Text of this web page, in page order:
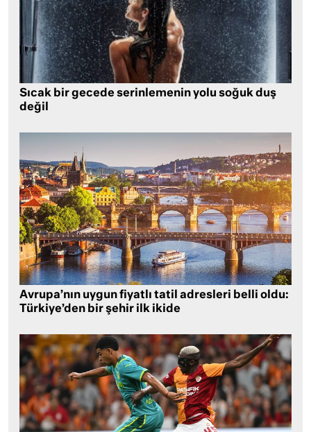
Sıcak bir gecede serinlemenin yolu soğuk duş
değil
Avrupa’nın uygun fiyatlı tatil adresleri belli oldu:
Türkiye’den bir şehir ilk ikide